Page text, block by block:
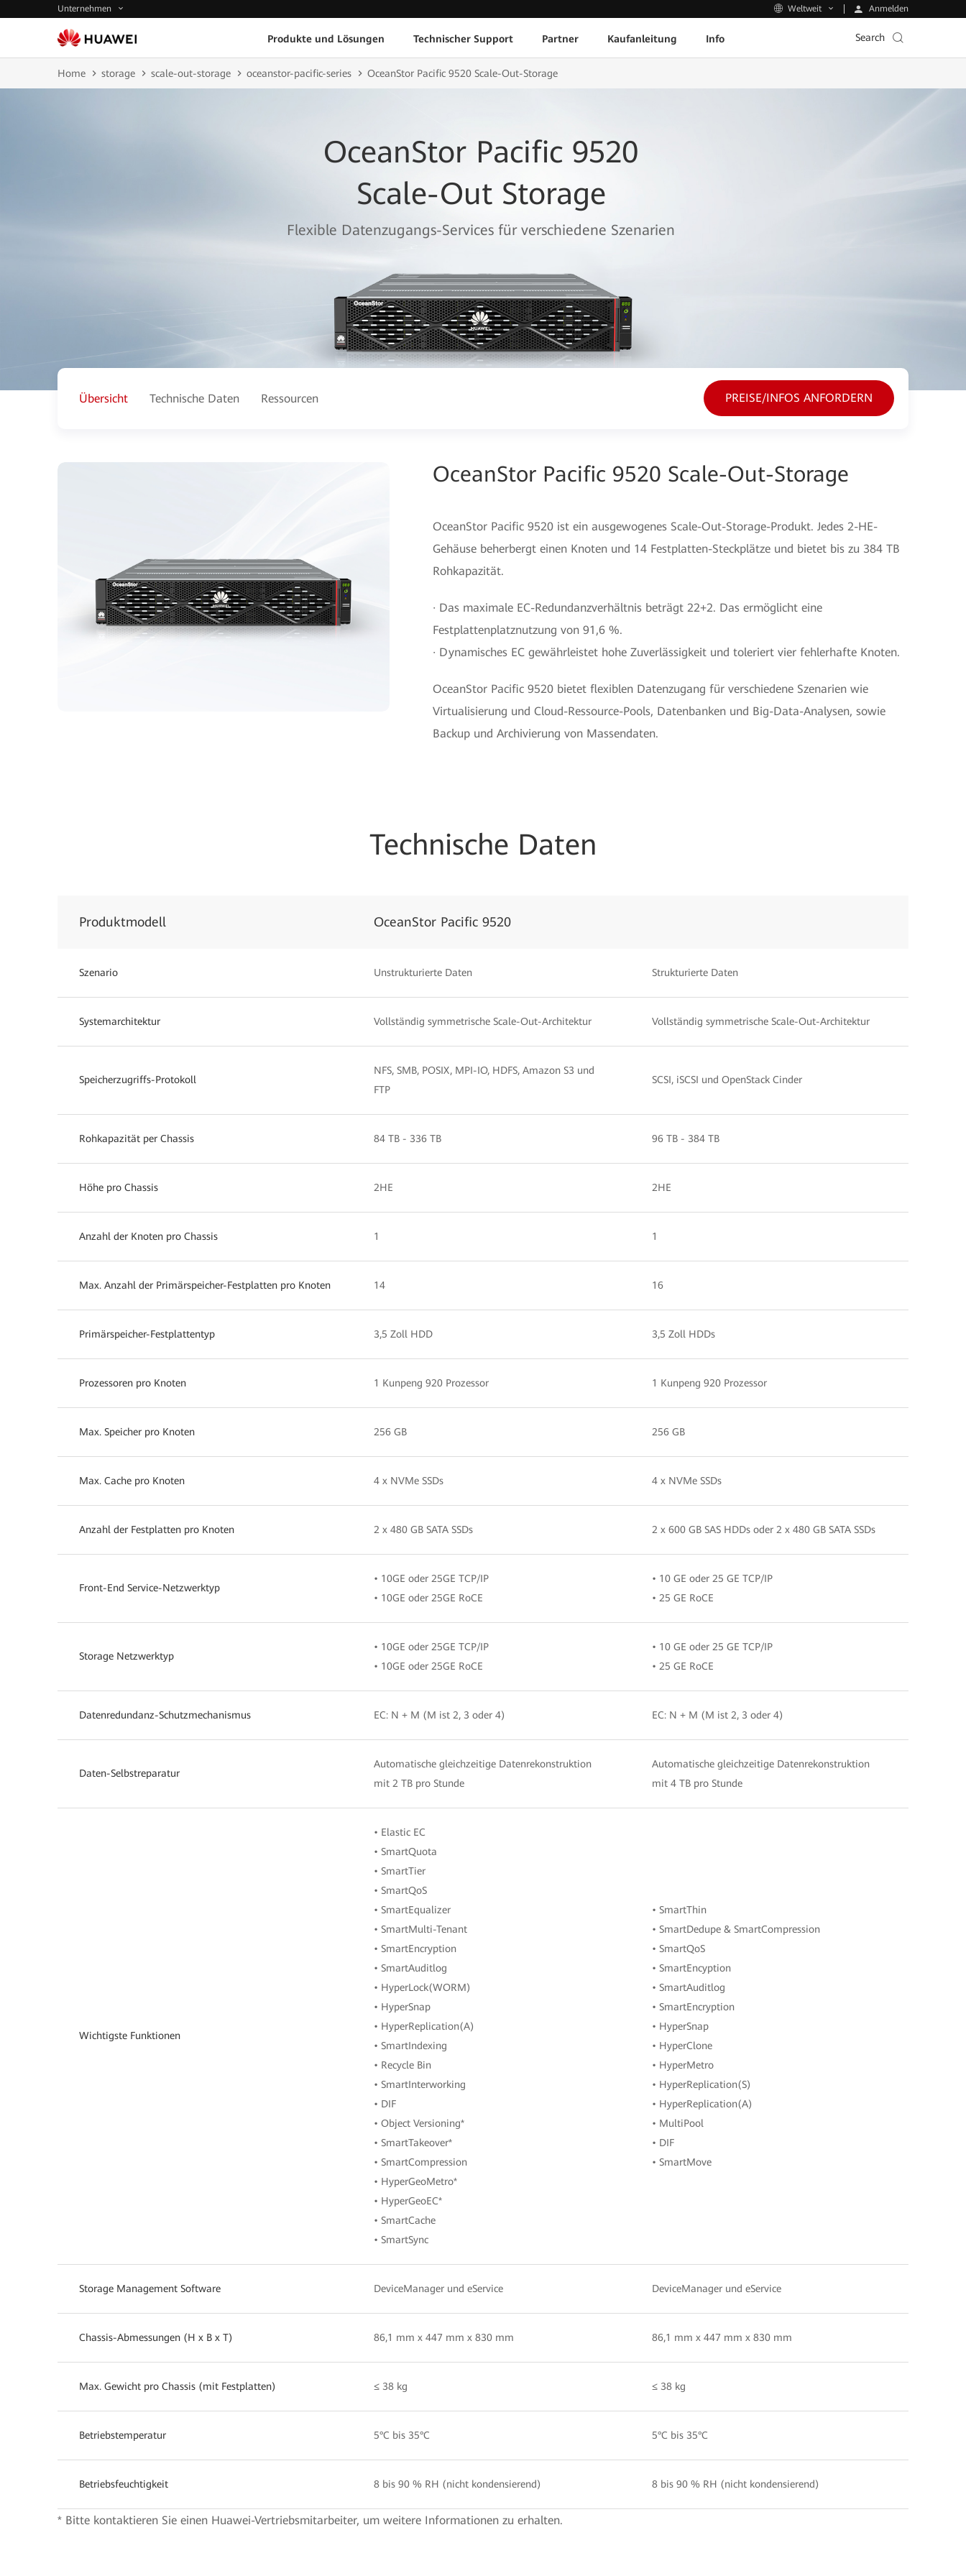
Unternehmen Weltweit Anmelden
Produkte und Lösungen Technischer Support Partner Kaufanleitung Info Search
Home storage scale-out-storage oceanstor-pacific-series OceanStor Pacific 9520 Scale-Out-Storage
OceanStor Pacific 9520
Scale-Out Storage
Flexible Datenzugangs-Services für verschiedene Szenarien
Übersicht Technische Daten Ressourcen PREISE/INFOS ANFORDERN
OceanStor Pacific 9520 Scale-Out-Storage
OceanStor Pacific 9520 ist ein ausgewogenes Scale-Out-Storage-Produkt. Jedes 2-HE-
Gehäuse beherbergt einen Knoten und 14 Festplatten-Steckplätze und bietet bis zu 384 TB
Rohkapazität.
· Das maximale EC-Redundanzverhältnis beträgt 22+2. Das ermöglicht eine
Festplattenplatznutzung von 91,6 %.
· Dynamisches EC gewährleistet hohe Zuverlässigkeit und toleriert vier fehlerhafte Knoten.
OceanStor Pacific 9520 bietet flexiblen Datenzugang für verschiedene Szenarien wie
Virtualisierung und Cloud-Ressource-Pools, Datenbanken und Big-Data-Analysen, sowie
Backup und Archivierung von Massendaten.
Technische Daten
Produktmodell OceanStor Pacific 9520
Szenario Unstrukturierte Daten Strukturierte Daten
Systemarchitektur Vollständig symmetrische Scale-Out-Architektur Vollständig symmetrische Scale-Out-Architektur
Speicherzugriffs-Protokoll
NFS, SMB, POSIX, MPI-IO, HDFS, Amazon S3 und
FTP
SCSI, iSCSI und OpenStack Cinder
Rohkapazität per Chassis 84 TB - 336 TB 96 TB - 384 TB
Höhe pro Chassis 2HE 2HE
Anzahl der Knoten pro Chassis 1 1
Max. Anzahl der Primärspeicher-Festplatten pro Knoten 14 16
Primärspeicher-Festplattentyp 3,5 Zoll HDD 3,5 Zoll HDDs
Prozessoren pro Knoten 1 Kunpeng 920 Prozessor 1 Kunpeng 920 Prozessor
Max. Speicher pro Knoten 256 GB 256 GB
Max. Cache pro Knoten 4 x NVMe SSDs 4 x NVMe SSDs
Anzahl der Festplatten pro Knoten 2 x 480 GB SATA SSDs 2 x 600 GB SAS HDDs oder 2 x 480 GB SATA SSDs
Front-End Service-Netzwerktyp
• 10GE oder 25GE TCP/IP
• 10GE oder 25GE RoCE
• 10 GE oder 25 GE TCP/IP
• 25 GE RoCE
Storage Netzwerktyp
• 10GE oder 25GE TCP/IP
• 10GE oder 25GE RoCE
• 10 GE oder 25 GE TCP/IP
• 25 GE RoCE
Datenredundanz-Schutzmechanismus EC: N + M (M ist 2, 3 oder 4) EC: N + M (M ist 2, 3 oder 4)
Daten-Selbstreparatur
Automatische gleichzeitige Datenrekonstruktion
mit 2 TB pro Stunde
Automatische gleichzeitige Datenrekonstruktion
mit 4 TB pro Stunde
Wichtigste Funktionen
• Elastic EC
• SmartQuota
• SmartTier
• SmartQoS
• SmartEqualizer
• SmartMulti-Tenant
• SmartEncryption
• SmartAuditlog
• HyperLock(WORM)
• HyperSnap
• HyperReplication(A)
• SmartIndexing
• Recycle Bin
• SmartInterworking
• DIF
• Object Versioning*
• SmartTakeover*
• SmartCompression
• HyperGeoMetro*
• HyperGeoEC*
• SmartCache
• SmartSync
• SmartThin
• SmartDedupe & SmartCompression
• SmartQoS
• SmartEncyption
• SmartAuditlog
• SmartEncryption
• HyperSnap
• HyperClone
• HyperMetro
• HyperReplication(S)
• HyperReplication(A)
• MultiPool
• DIF
• SmartMove
Storage Management Software DeviceManager und eService DeviceManager und eService
Chassis-Abmessungen (H x B x T) 86,1 mm x 447 mm x 830 mm 86,1 mm x 447 mm x 830 mm
Max. Gewicht pro Chassis (mit Festplatten) ≤ 38 kg ≤ 38 kg
Betriebstemperatur 5°C bis 35°C 5°C bis 35°C
Betriebsfeuchtigkeit 8 bis 90 % RH (nicht kondensierend) 8 bis 90 % RH (nicht kondensierend)
* Bitte kontaktieren Sie einen Huawei-Vertriebsmitarbeiter, um weitere Informationen zu erhalten.